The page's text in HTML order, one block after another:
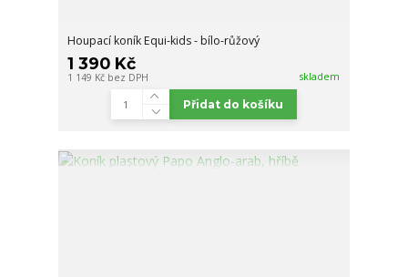
Houpací koník Equi-kids - bílo-růžový
1 390 Kč
1 149 Kč bez DPH skladem
Přidat do košíku